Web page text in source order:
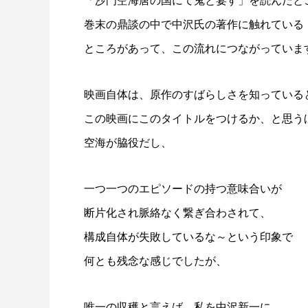
巻末の鼎談の中で中沢氏の著作に触れている
ところがあって、この流れにつながっていま
映画自体は、原作のすばらしさを知っている
この映画にこのタイトルをつけるか、と思う
空海が脇役だし、
一つ一つのエピソードの持つ意味合いが
断片化され脈絡なく繋ぎ合わされて、
構成自体が失敗しているな～という印象で
何とも残念な感じでしたが、